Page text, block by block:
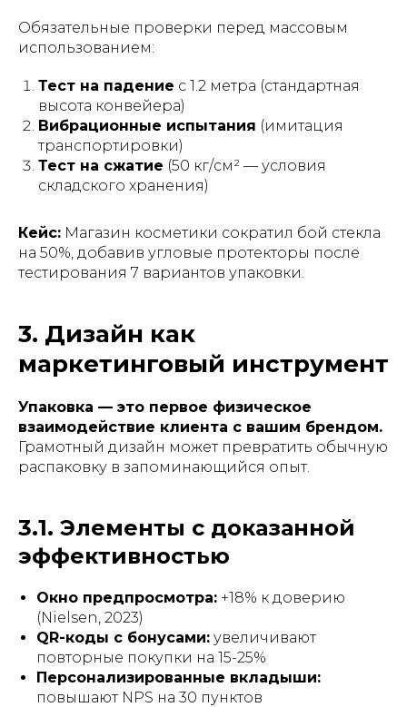
Обязательные проверки перед массовым
использованием:
Тест на падение с 1.2 метра (стандартная
высота конвейера)
Вибрационные испытания (имитация
транспортировки)
Тест на сжатие (50 кг/см² — условия
складского хранения)
Кейс: Магазин косметики сократил бой стекла
на 50%, добавив угловые протекторы после
тестирования 7 вариантов упаковки.
3. Дизайн как
маркетинговый инструмент
Упаковка — это первое физическое
взаимодействие клиента с вашим брендом.
Грамотный дизайн может превратить обычную
распаковку в запоминающийся опыт.
3.1. Элементы с доказанной
эффективностью
Окно предпросмотра: +18% к доверию
(Nielsen, 2023)
QR-коды с бонусами: увеличивают
повторные покупки на 15-25%
Персонализированные вкладыши:
повышают NPS на 30 пунктов